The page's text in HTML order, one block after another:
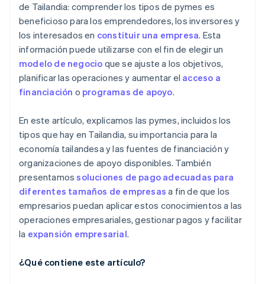
de Tailandia: comprender los tipos de pymes es
beneficioso para los emprendedores, los inversores y
los interesados en constituir una empresa. Esta
información puede utilizarse con el fin de elegir un
modelo de negocio que se ajuste a los objetivos,
planificar las operaciones y aumentar el acceso a
financiación o programas de apoyo.
En este artículo, explicamos las pymes, incluidos los
tipos que hay en Tailandia, su importancia para la
economía tailandesa y las fuentes de financiación y
organizaciones de apoyo disponibles. También
presentamossoluciones de pago adecuadas para
diferentes tamaños de empresas a fin de que los
empresarios puedan aplicar estos conocimientos a las
operaciones empresariales, gestionar pagos y facilitar
la expansión empresarial.
¿Qué contiene este artículo?